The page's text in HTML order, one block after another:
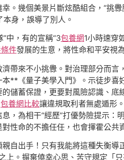
。幾個美景片斷炫酷組合，“挑釁
身，誤導了別人。
中，有的宣稱“3包養網1小時速穿
件發展的生意，將性命和平安視
濟帶來不小挑釁。對治理部分而
**《量子美學入門》。示徒步喜
儲蓄保證，更要對風險認識、
包養網比較讓違規取利者無處遁形
，為相干“經歷”打優勢險提示：
性命的不擔任任，也會揮霍公共
自出手！只有我能將這種失衡導
上。摒棄僥幸心思、苦守規定「